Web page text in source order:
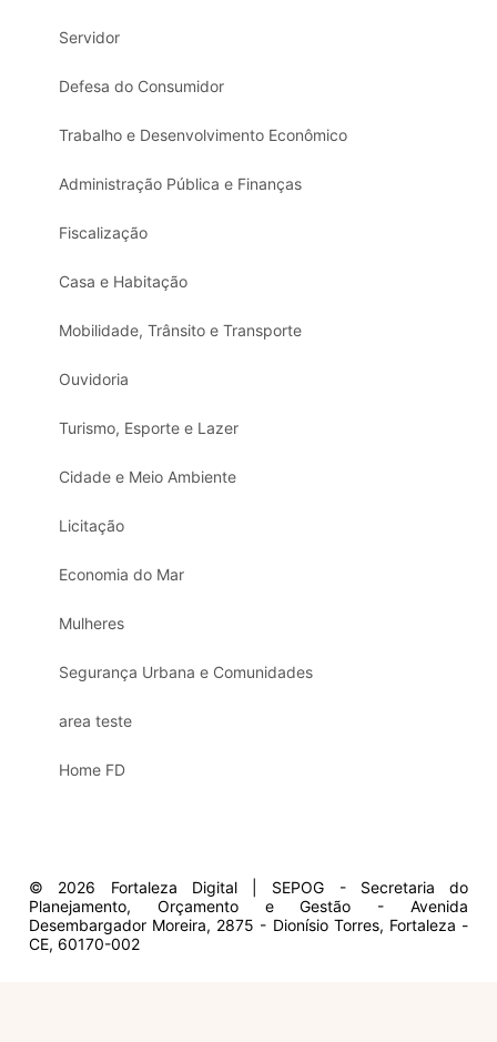
Servidor
Defesa do Consumidor
Trabalho e Desenvolvimento Econômico
Administração Pública e Finanças
Fiscalização
Casa e Habitação
Mobilidade, Trânsito e Transporte
Ouvidoria
Turismo, Esporte e Lazer
Cidade e Meio Ambiente
Licitação
Economia do Mar
Mulheres
Segurança Urbana e Comunidades
area teste
Home FD
© 2026 Fortaleza Digital | SEPOG - Secretaria do
Planejamento, Orçamento e Gestão - Avenida
Desembargador Moreira, 2875 - Dionísio Torres, Fortaleza -
CE, 60170-002